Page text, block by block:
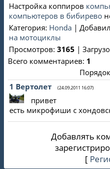
Настройка коппиров
компьютеров в бибирево
Категория: Honda | Добавил
на мотоциклы
Просмотров: 3165 |
Всего комментариев: 1
1 Вертолет (24.09.2011 16:07)
привет
есть микрофиши с
Добавлять
[